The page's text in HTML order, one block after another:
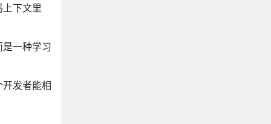
下文里
一种学习
发者能相